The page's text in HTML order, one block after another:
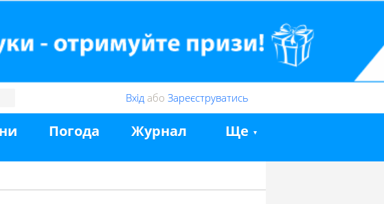
Вхід або Зареєструватись
Погода Журнал Ще